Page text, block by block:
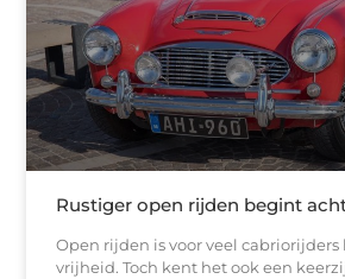
Rustiger open rijden begint
Open rijden is voor veel cabriorijders
vrijheid. Toch kent het ook een